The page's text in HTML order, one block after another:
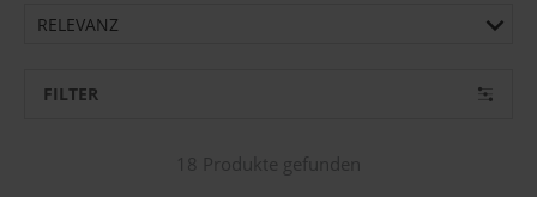
RELEVANZ
FILTER
18 Produkte gefunden